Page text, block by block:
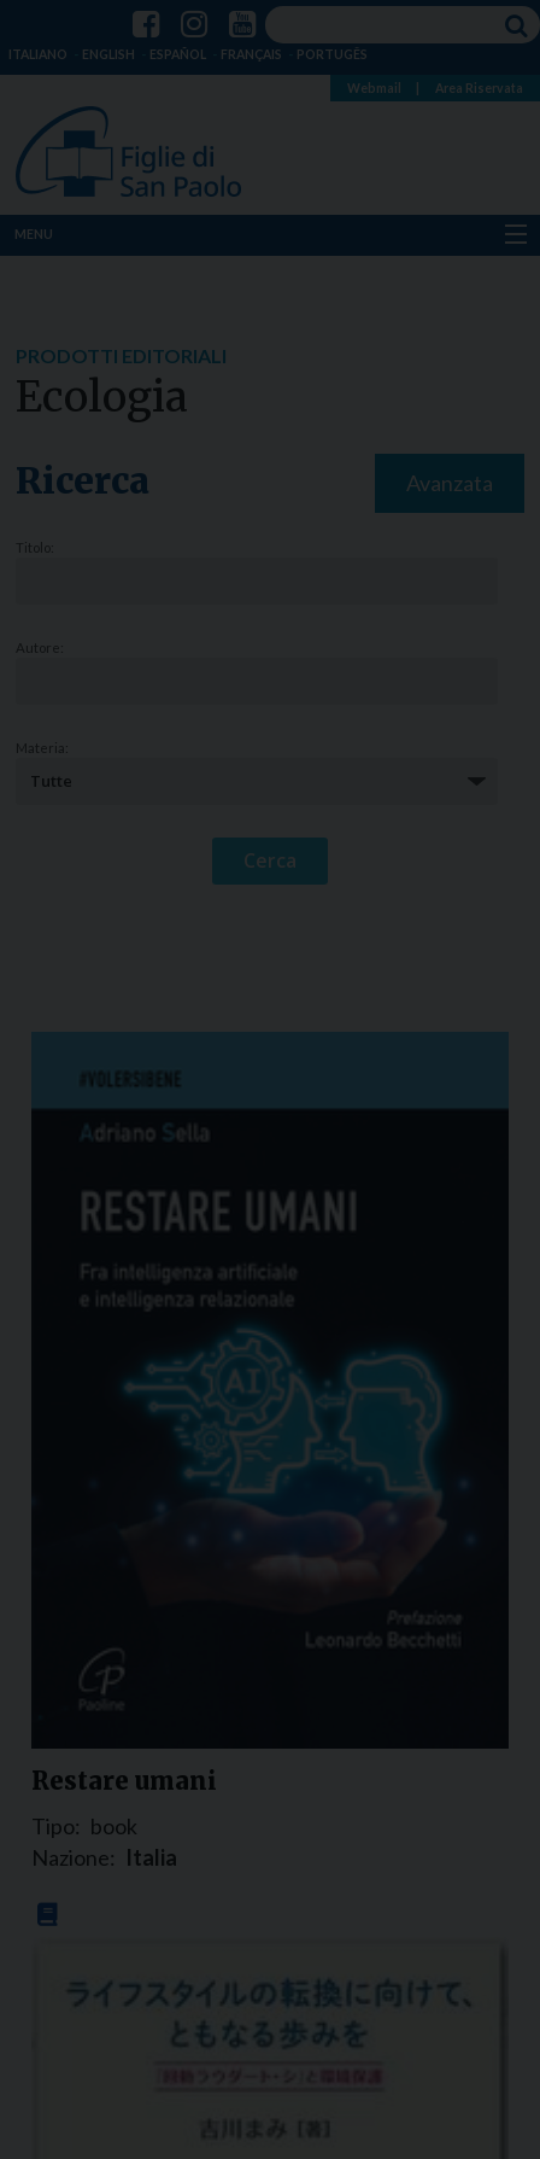
ITALIANO ENGLISH ESPAÑOL FRANÇAIS PORTUGÊS
Webmail Area Riservata
MENU
Notizie
PRODOTTI EDITORIALI
Ecologia
Ricerca Avanzata
Titolo:
Autore:
Materia:
Restare umani
Tipo: book
Nazione: Italia